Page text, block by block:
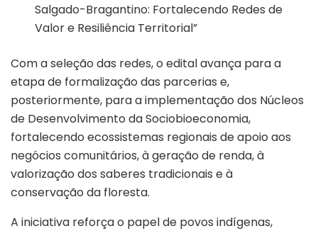
Salgado-Bragantino: Fortalecendo Redes de
Valor e Resiliência Territorial”
Com a seleção das redes, o edital avança para a
etapa de formalização das parcerias e,
posteriormente, para a implementação dos Núcleos
de Desenvolvimento da Sociobioeconomia,
fortalecendo ecossistemas regionais de apoio aos
negócios comunitários, à geração de renda, à
valorização dos saberes tradicionais e à
conservação da floresta.
A iniciativa reforça o papel de povos indígenas,